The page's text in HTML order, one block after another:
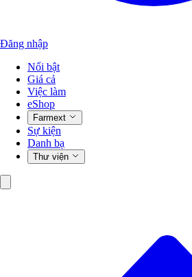
Đăng nhập
Nổi bật
Giá cả
Việc làm
eShop
Farmext
Sự kiện
Danh bạ
Thư viện